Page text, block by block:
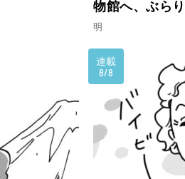
物館へ、ぶら
明
連載
8/8